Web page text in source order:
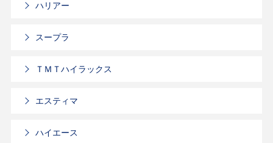
ハリアー
スープラ
ＴＭＴハイラックス
エスティマ
ハイエース